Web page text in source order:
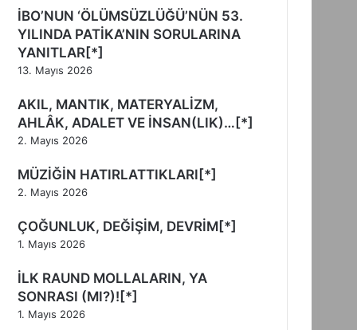
İBO’NUN ‘ÖLÜMSÜZLÜĞÜ’NÜN 53.
YILINDA PATİKA’NIN SORULARINA
YANITLAR[*]
13. Mayıs 2026
AKIL, MANTIK, MATERYALİZM,
AHLÂK, ADALET VE İNSAN(LIK)…[*]
2. Mayıs 2026
MÜZİĞİN HATIRLATTIKLARI[*]
2. Mayıs 2026
ÇOĞUNLUK, DEĞİŞİM, DEVRİM[*]
1. Mayıs 2026
İLK RAUND MOLLALARIN, YA
SONRASI (MI?)![*]
1. Mayıs 2026